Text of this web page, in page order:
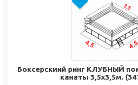
Боксерскиий ринг КЛУБНЫЙ
канаты 3,5х3,5м.